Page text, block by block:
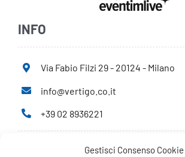
Gestisci Consenso Cookie
INFO
Via Fabio Filzi 29 - 20124 - Milano
info@vertigo.co.it
+39 02 8936221
Privacy Policy